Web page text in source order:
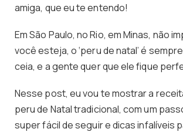
amiga, que eu te entendo!
Em São Paulo, no Rio, em Minas, não
você esteja, o ‘peru de natal’ é
ceia, e a gente quer que ele fique
Nesse post, eu vou te mostrar a
peru de Natal tradicional, com um
super fácil de seguir e dicas infalíveis